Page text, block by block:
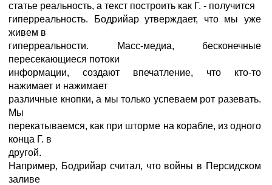
статье реальность, а текст построить как Г. - получится
гиперреальность. Бодрийар утверждает, что мы уже
живем в
гиперреальности. Масс-медиа, бесконечные
пересекающиеся потоки
информации, создают впечатление, что кто-то
нажимает и нажимает
различные кнопки, а мы только успеваем рот разевать.
Мы
перекатываемся, как при шторме на корабле, из одного
конца Г. в
другой.
Например, Бодрийар считал, что войны в Персидском
заливе